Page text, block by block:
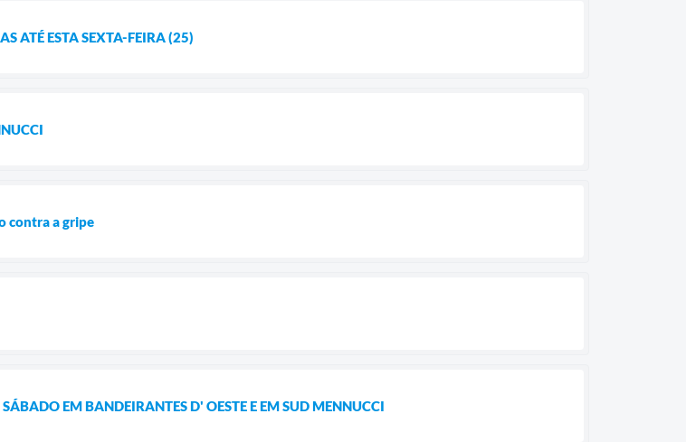
ATÉ ESTA SEXTA-FEIRA (25)
contra a gripe
EM BANDEIRANTES D' OESTE E EM SUD MENNUCCI